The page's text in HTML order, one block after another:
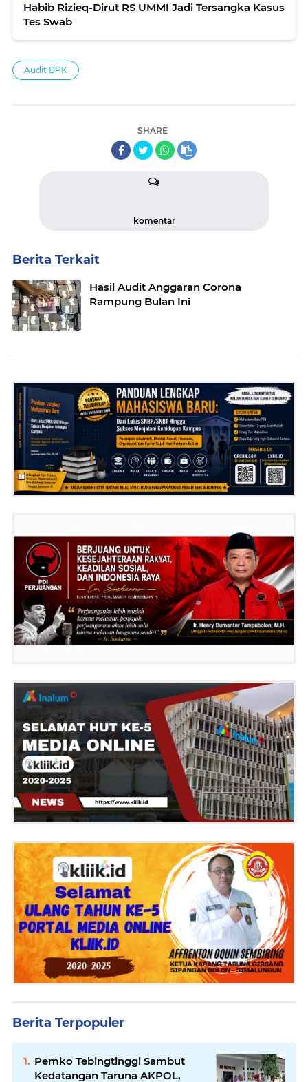
Habib Rizieq-Dirut RS UMMI Jadi Tersangka Kasus
Tes Swab
Audit BPK
SHARE
komentar
Berita Terkait
Hasil Audit Anggaran Corona
Rampung Bulan Ini
Berita Terpopuler
Pemko Tebingtinggi Sambut
Kedatangan Taruna AKPOL,